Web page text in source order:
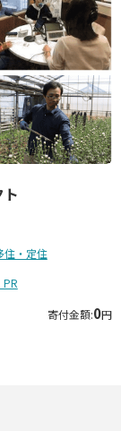
住・定住
寄付金額:0円